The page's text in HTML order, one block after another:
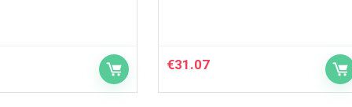
€31.07